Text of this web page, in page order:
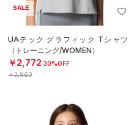
SALE
UAテック グラフィック Tシャツ
（トレーニング/WOMEN）
￥2,772 30%OFF
￥3,960